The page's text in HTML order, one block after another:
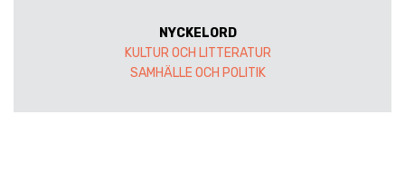
NYCKELORD
KULTUR OCH LITTERATUR
SAMHÄLLE OCH POLITIK